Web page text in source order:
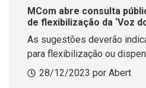
MCom abre consulta
de flexibilização da ‘Voz
As sugestões deverão
para flexibilização ou
28/12/2023 por Abert